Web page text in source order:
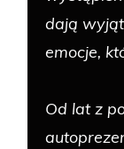
dają
emocje,
Od lat z